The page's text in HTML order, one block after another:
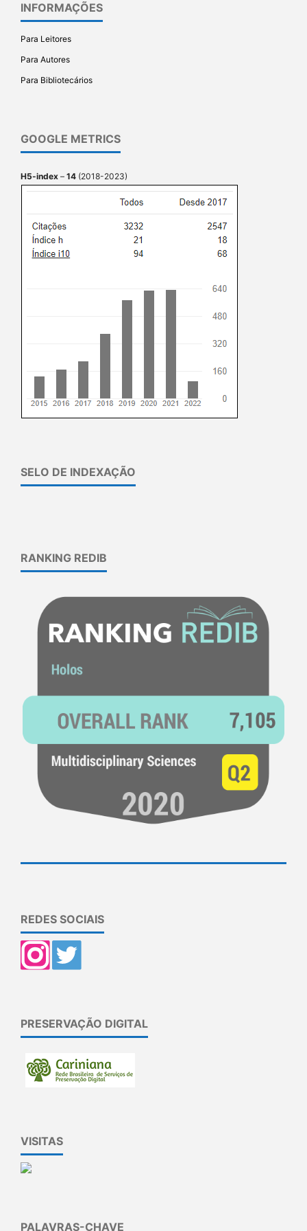
INFORMAÇÕES
Para Leitores
Para Autores
Para Bibliotecários
GOOGLE METRICS
H5-index – 14 (2018-2023)
SELO DE INDEXAÇÃO
RANKING REDIB
REDES SOCIAIS
PRESERVAÇÃO DIGITAL
VISITAS
PALAVRAS-CHAVE